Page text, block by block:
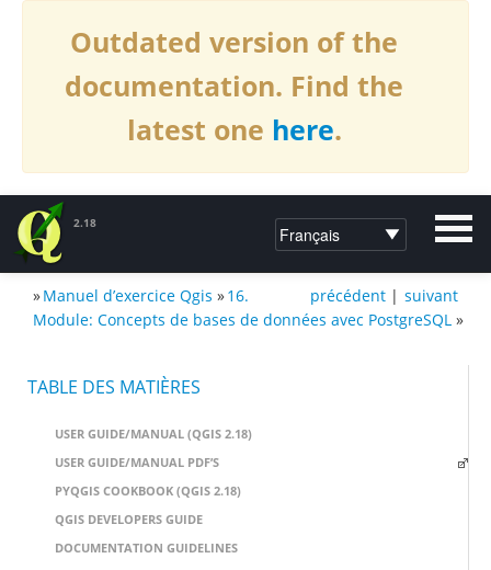
Outdated version of the
documentation. Find the
latest one here.
2.18
DOCUMENTATION DE QGIS2.18 suivant
précédent |
»Manuel d’exercice Qgis »16.
Module: Concepts de bases de données avec PostgreSQL »
TABLE DES MATIÈRES
USER GUIDE/MANUAL (QGIS 2.18)
USER GUIDE/MANUAL PDF’S
PYQGIS COOKBOOK (QGIS 2.18)
QGIS DEVELOPERS GUIDE
DOCUMENTATION GUIDELINES